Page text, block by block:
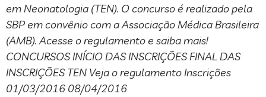
em Neonatologia (TEN). O concurso é realizado pela
SBP em convênio com a Associação Médica Brasileira
(AMB). Acesse o regulamento e saiba mais!
CONCURSOS INÍCIO DAS INSCRIÇÕES FINAL DAS
INSCRIÇÕES TEN Veja o regulamento Inscrições
01/03/2016 08/04/2016